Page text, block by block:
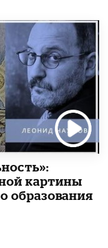
картины
образования